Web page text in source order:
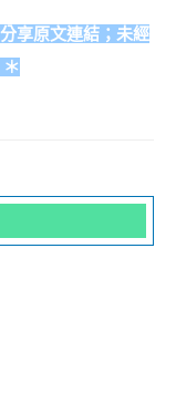
享原文連結；未經